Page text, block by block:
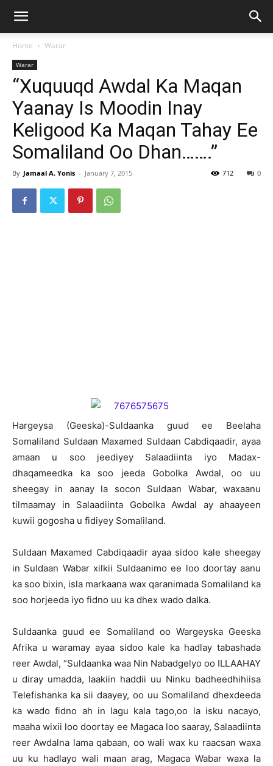
Home Warar
Warar
“Xuquuqd Awdal Ka Maqan
Yaanay Is Moodin Inay
Keligood Ka Maqan Tahay Ee
Somaliland Oo Dhan…….”
By Jamaal A. Yonis - January 7, 2015 0
712
Hargeysa (Geeska)-Suldaanka guud ee Beelaha
Somaliland Suldaan Maxamed Suldaan Cabdiqaadir, ayaa
amaan u soo jeediyey Salaadiinta iyo Madax-
dhaqameedka ka soo jeeda Gobolka Awdal, oo uu
sheegay in aanay la socon Suldaan Wabar, waxaanu
tilmaamay in Salaadiinta Gobolka Awdal ay ahaayeen
kuwii gogosha u fidiyey Somaliland.
Suldaan Maxamed Cabdiqaadir ayaa sidoo kale sheegay
in Suldaan Wabar xilkii Suldaanimo ee loo doortay aanu
ka soo bixin, isla markaana wax qaranimada Somaliland ka
soo horjeeda iyo fidno uu ka dhex wado dalka.
Suldaanka guud ee Somaliland oo Wargeyska Geeska
Afrika u waramay ayaa sidoo kale ka hadlay tabashada
reer Awdal, “Suldaanka waa Nin Nabadgelyo oo ILLAAHAY
u diray umadda, laakiin haddii uu Ninku badheedhihiisa
Telefishanka ka sii daayey, oo uu Somaliland dhexdeeda
ka wado fidno ah in lagu kala tago,oo la isku nacayo,
maaha wixii loo doortay ee Magaca loo saaray, Salaadiinta
reer Awdalna lama qabaan, oo wali wax ku raacsan waxa
uu ku hadlayo wali maan arag, Magaca Wabar waxa la